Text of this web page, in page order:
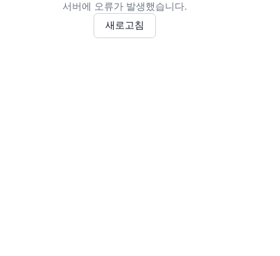
서버에 오류가 발생했습니다.
새로고침